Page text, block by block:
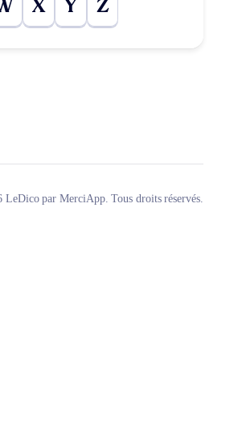
X Y Z
LeDico par MerciApp. Tous droits réservés.